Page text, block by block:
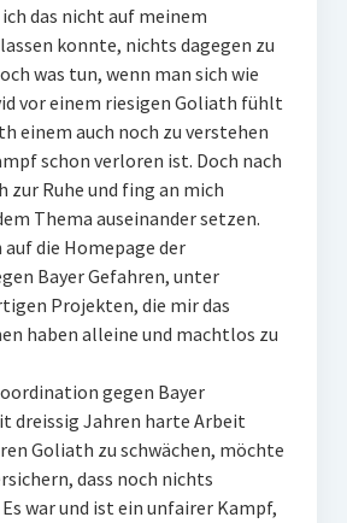
das nicht auf meinem
konnte, nichts dagegen zu
was tun, wenn man sich wie
vor einem riesigen Goliath fühlt
einem auch noch zu verstehen
schon verloren ist. Doch nach
zur Ruhe und fing an mich
Thema auseinander setzen.
auf die Homepage der
Bayer Gefahren, unter
Projekten, die mir das
haben alleine und machtlos zu
gegen Bayer
dreissig Jahren harte Arbeit
Goliath zu schwächen, möchte
dass noch nichts
war und ist ein unfairer Kampf,